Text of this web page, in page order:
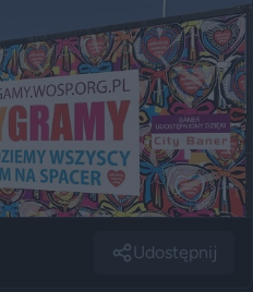
Udostępnij